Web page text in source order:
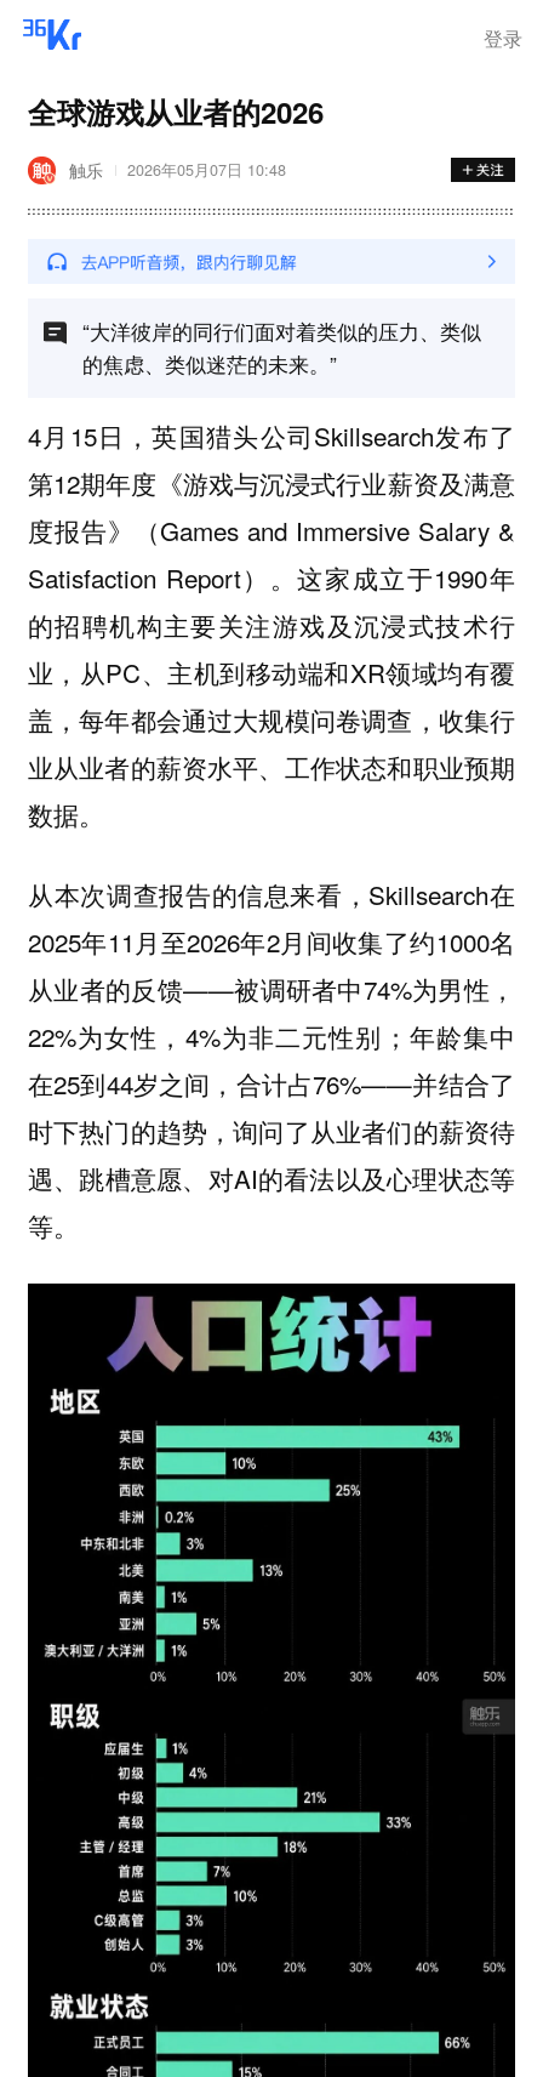
登录
全球游戏从业者的2026
触乐 2026年05月07日 10:48
“大洋彼岸的同行们面对着类似的压力、类似
的焦虑、类似迷茫的未来。”
4月15日，英国猎头公司Skillsearch发布了
第12期年度《游戏与沉浸式行业薪资及满意
度报告》（Games and Immersive Salary &
Satisfaction Report）。这家成立于1990年
的招聘机构主要关注游戏及沉浸式技术行
业，从PC、主机到移动端和XR领域均有覆
盖，每年都会通过大规模问卷调查，收集行
业从业者的薪资水平、工作状态和职业预期
数据。
从本次调查报告的信息来看，Skillsearch在
2025年11月至2026年2月间收集了约1000名
从业者的反馈——被调研者中74%为男性，
22%为女性，4%为非二元性别；年龄集中
在25到44岁之间，合计占76%——并结合了
时下热门的趋势，询问了从业者们的薪资待
遇、跳槽意愿、对AI的看法以及心理状态等
等。